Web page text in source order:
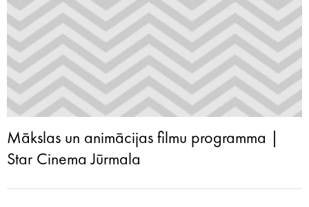
Mākslas un animācijas filmu programma |
Star Cinema Jūrmala